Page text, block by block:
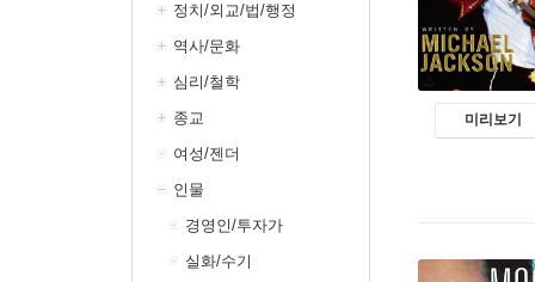
정치/외교/법/행정
역사/문화
심리/철학
종교
여성/젠더
인물
경영인/투자가
실화/수기
미리보기